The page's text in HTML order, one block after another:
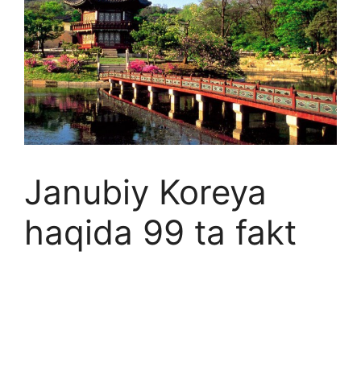
Janubiy Koreya
haqida 99 ta fakt